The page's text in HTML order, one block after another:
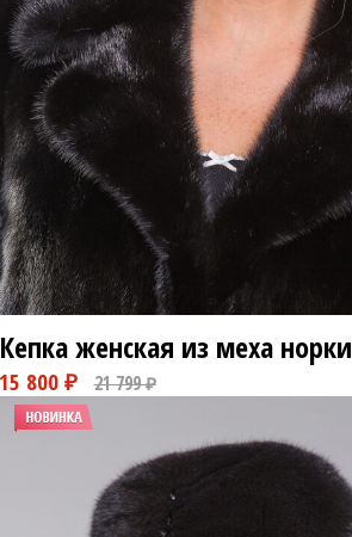
Кепка женская из меха норки